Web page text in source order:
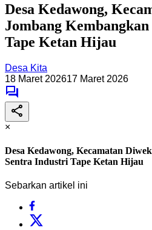
Desa Kedawong,
Jombang
Tape Ketan Hijau
Desa Kita
18 Maret 202617 Maret 2026
×
Desa Kedawong, Kecamatan
Sentra Industri Tape Ketan Hijau
Sebarkan artikel ini